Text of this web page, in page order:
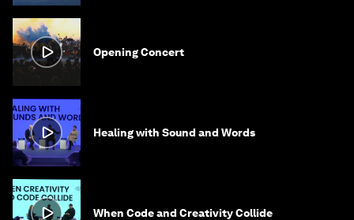
Opening Concert
Healing with Sound and Words
When Code and Creativity Collide